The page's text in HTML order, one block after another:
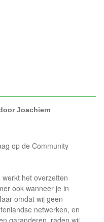
Joachiem
op de Community
het overzetten
ook wanneer je in
omdat wij geen
netwerken, en
garanderen, raden wij